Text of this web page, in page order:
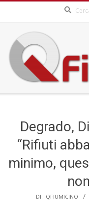
content
Degrado,
“Rifiuti
minimo,
DI: QFIUMICINO